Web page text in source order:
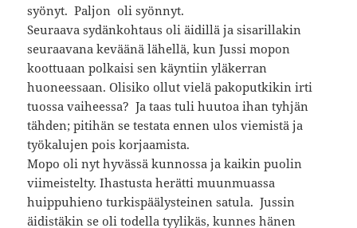
syönyt. Paljon oli syönnyt.
Seuraava sydänkohtaus oli äidillä ja sisarillakin
seuraavana keväänä lähellä, kun Jussi mopon
koottuaan polkaisi sen käyntiin yläkerran
huoneessaan. Olisiko ollut vielä pakoputkikin irti
tuossa vaiheessa? Ja taas tuli huutoa ihan tyhjän
tähden; pitihän se testata ennen ulos viemistä ja
työkalujen pois korjaamista.
Mopo oli nyt hyvässä kunnossa ja kaikin puolin
viimeistelty. Ihastusta herätti muunmuassa
huippuhieno turkispäälysteinen satula. Jussin
äidistäkin se oli todella tyylikäs, kunnes hänen